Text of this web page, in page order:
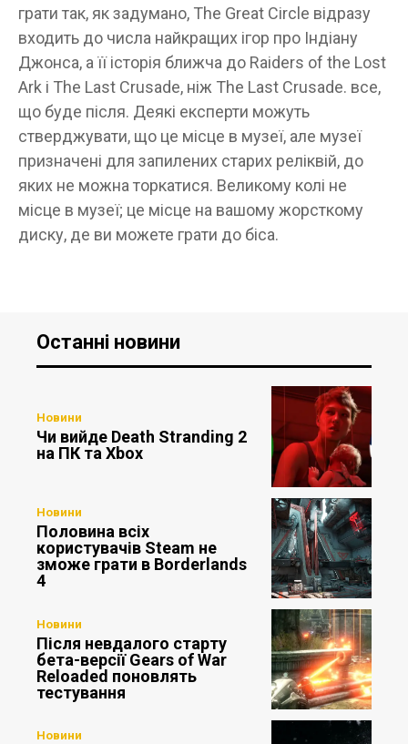
грати так, як задумано, The Great Circle відразу
входить до числа найкращих ігор про Індіану
Джонса, а її історія ближча до Raiders of the Lost
Ark і The Last Crusade, ніж The Last Crusade. все,
що буде після. Деякі експерти можуть
стверджувати, що це місце в музеї, але музеї
призначені для запилених старих реліквій, до
яких не можна торкатися. Великому колі не
місце в музеї; це місце на вашому жорсткому
диску, де ви можете грати до біса.
Останні новини
Новини
Чи вийде Death Stranding 2
на ПК та Xbox
Новини
Половина всіх
користувачів Steam не
зможе грати в Borderlands
4
Новини
Після невдалого старту
бета-версії Gears of War
Reloaded поновлять
тестування
Новини